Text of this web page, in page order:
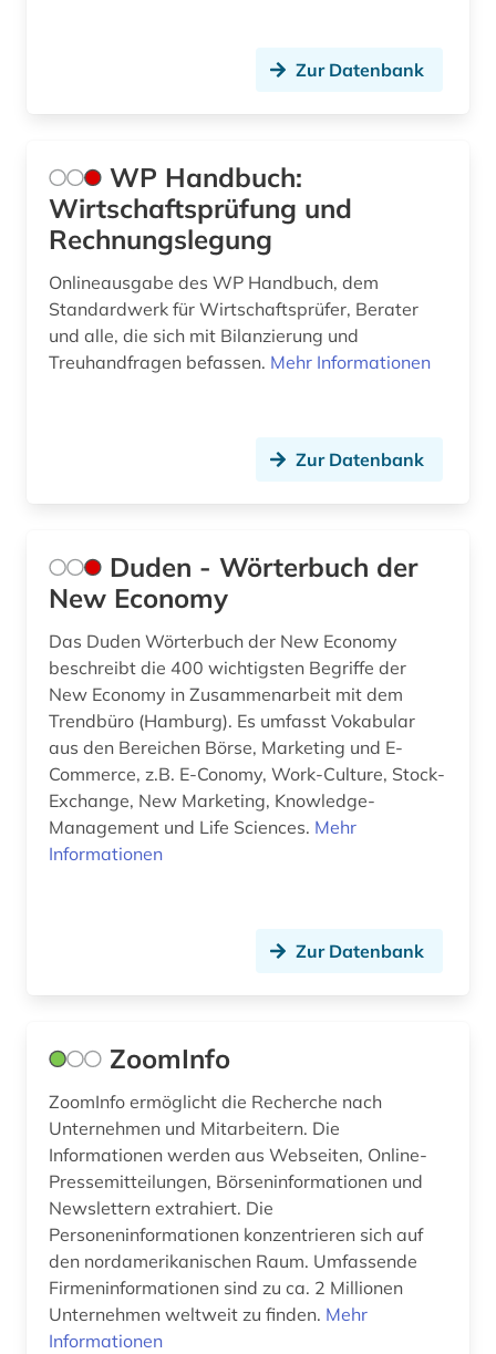
ernährungswissenschaft (1)
europa (8)
facilitymanagement (1)
fallstudien (1)
fid asien (1)
fid asien crossasia (1)
finanzdienstleistungsinstitut (1)
finanzen (3)
finanzierung (1)
finanztheorie (1)
finanzwirtschaft (7)
finanzwissenschaft (1)
firma (1)
fortschrittsbericht (1)
fotografie (1)
frankreich (5)
französisch (5)
frau (1)
führungskräfte (1)
Ukraine (1)
Ungarn (1)
Zur Datenbank
WP Handbuch:
Wirtschaftsprüfung und
Rechnungslegung
Onlineausgabe des WP Handbuch, dem
Standardwerk für Wirtschaftsprüfer, Berater
und alle, die sich mit Bilanzierung und
Treuhandfragen befassen. Mehr Informationen
Zur Datenbank
Duden - Wörterbuch der
New Economy
Das Duden Wörterbuch der New Economy
beschreibt die 400 wichtigsten Begriffe der
New Economy in Zusammenarbeit mit dem
Trendbüro (Hamburg). Es umfasst Vokabular
aus den Bereichen Börse, Marketing und E-
Commerce, z.B. E-Conomy, Work-Culture, Stock-
Exchange, New Marketing, Knowledge-
Management und Life Sciences. Mehr
Informationen
Zur Datenbank
ZoomInfo
ZoomInfo ermöglicht die Recherche nach
Unternehmen und Mitarbeitern. Die
Informationen werden aus Webseiten, Online-
Pressemitteilungen, Börseninformationen und
Newslettern extrahiert. Die
Personeninformationen konzentrieren sich auf
den nordamerikanischen Raum. Umfassende
Firmeninformationen sind zu ca. 2 Millionen
Unternehmen weltweit zu finden. Mehr
Informationen